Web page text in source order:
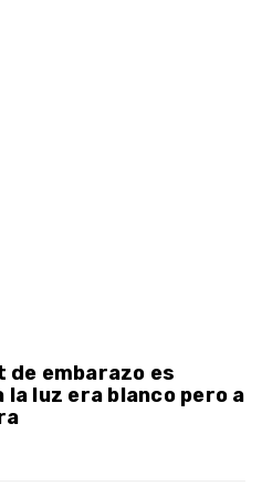
de embarazo es
la luz era blanco pero a